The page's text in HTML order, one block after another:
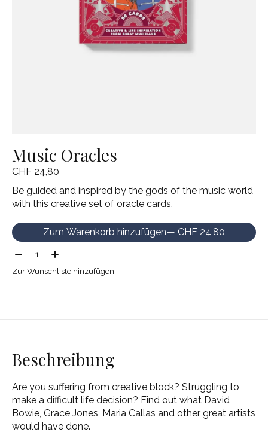
Music Oracles
CHF 24,80
Be guided and inspired by the gods of the music world
with this creative set of oracle cards.
Zum Warenkorb hinzufügen
— CHF 24,80
Menge:
Zur Wunschliste hinzufügen
Beschreibung
Are you suffering from creative block? Struggling to
make a difficult life decision? Find out what David
Bowie, Grace Jones, Maria Callas and other great artists
would have done.